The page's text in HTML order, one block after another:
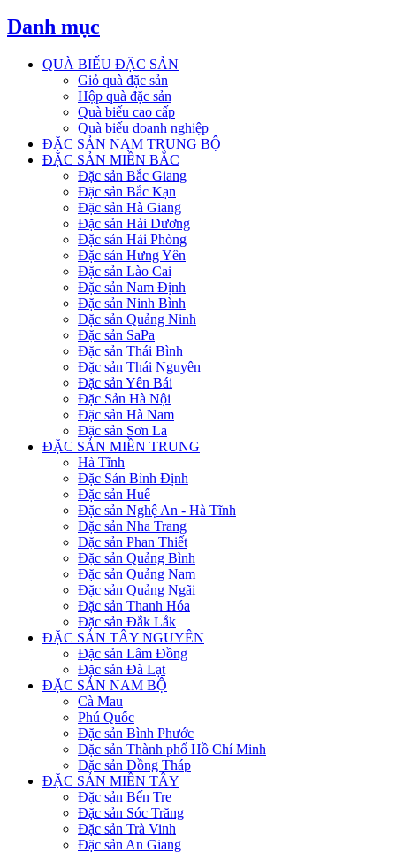
Danh mục
QUÀ BIẾU ĐẶC SẢN
Giỏ quà đặc sản
Hộp quà đặc sản
Quà biếu cao cấp
Quà biếu doanh nghiệp
ĐẶC SẢN NAM TRUNG BỘ
ĐẶC SẢN MIỀN BẮC
Đặc sản Bắc Giang
Đặc sản Bắc Kạn
Đặc sản Hà Giang
Đặc sản Hải Dương
Đặc sản Hải Phòng
Đặc sản Hưng Yên
Đặc sản Lào Cai
Đặc sản Nam Định
Đặc sản Ninh Bình
Đặc sản Quảng Ninh
Đặc sản SaPa
Đặc sản Thái Bình
Đặc sản Thái Nguyên
Đặc sản Yên Bái
Đặc Sản Hà Nội
Đặc sản Hà Nam
Đặc sản Sơn La
ĐẶC SẢN MIỀN TRUNG
Hà Tĩnh
Đặc Sản Bình Định
Đặc sản Huế
Đặc sản Nghệ An - Hà Tĩnh
Đặc sản Nha Trang
Đặc sản Phan Thiết
Đặc sản Quảng Bình
Đặc sản Quảng Nam
Đặc sản Quảng Ngãi
Đặc sản Thanh Hóa
Đặc sản Đắk Lắk
ĐẶC SẢN TÂY NGUYÊN
Đặc sản Lâm Đồng
Đặc sản Đà Lạt
ĐẶC SẢN NAM BỘ
Cà Mau
Phú Quốc
Đặc sản Bình Phước
Đặc sản Thành phố Hồ Chí Minh
Đặc sản Đồng Tháp
ĐẶC SẢN MIỀN TÂY
Đặc sản Bến Tre
Đặc sản Sóc Trăng
Đặc sản Trà Vinh
Đặc sản An Giang